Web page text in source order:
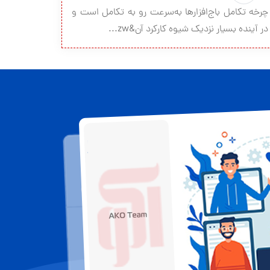
چرخه تکامل باج‌افزارها به‌سرعت رو به تکامل است و
در آینده بسیار نزدیک شیوه کارکرد آن&zw...